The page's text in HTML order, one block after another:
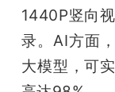
1440P竖向
录。AI方面
大模型，可